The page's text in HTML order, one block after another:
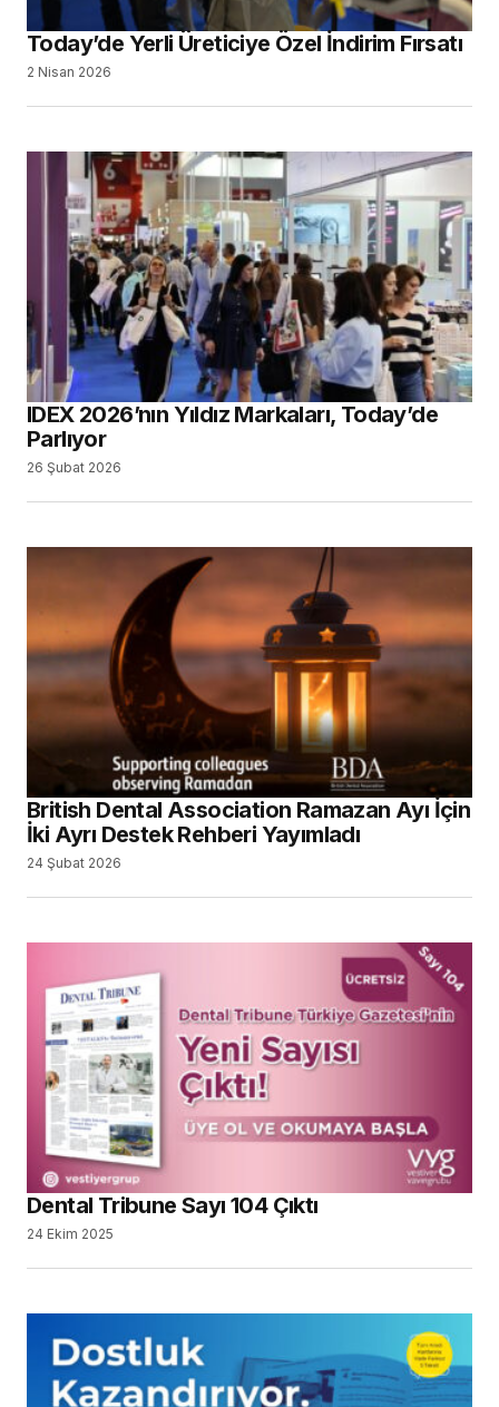
Today’de Yerli Üreticiye Özel İndirim Fırsatı
2 Nisan 2026
IDEX 2026’nın Yıldız Markaları, Today’de
Parlıyor
26 Şubat 2026
British Dental Association Ramazan Ayı İçin
İki Ayrı Destek Rehberi Yayımladı
24 Şubat 2026
Dental Tribune Sayı 104 Çıktı
24 Ekim 2025